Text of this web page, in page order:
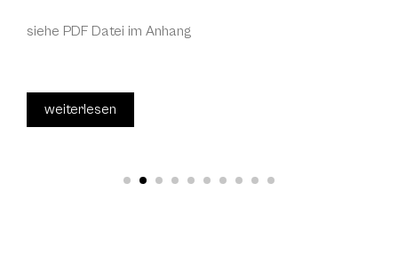
siehe PDF Datei im Anhang
weiterlesen